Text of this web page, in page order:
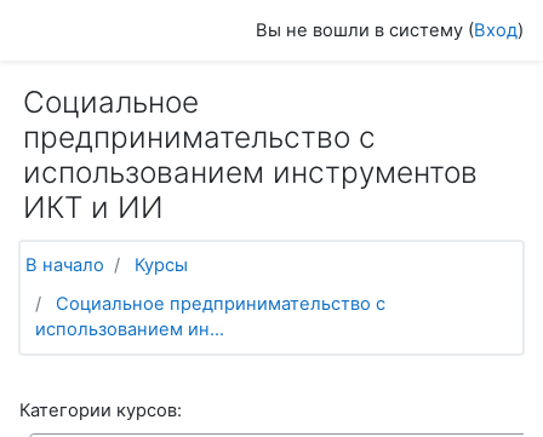
Вы не вошли в систему (Вход)
Социальное
предпринимательство с
использованием инструментов
ИКТ и ИИ
В начало
Курсы
Социальное предпринимательство с
использованием ин...
Категории курсов: